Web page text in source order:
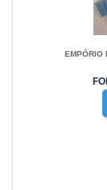
EMPÓRIO